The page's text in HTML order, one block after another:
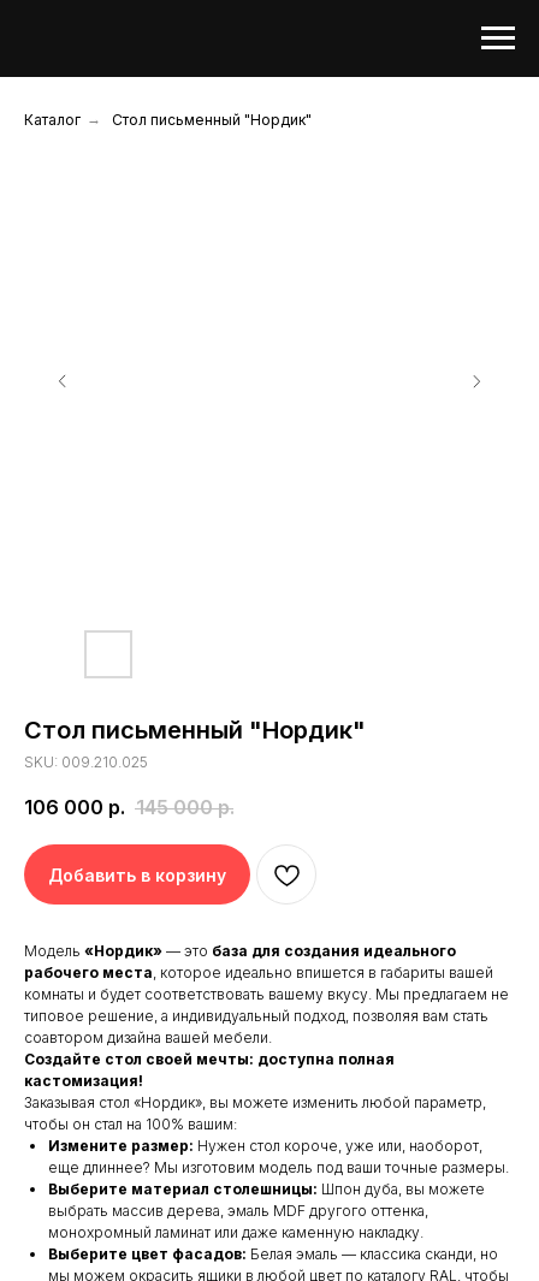
Каталог → Cтол письменный "Нордик"
Стол письменный "Нордик"
SKU: 009.210.025
106 000 р. 145 000 р.
Добавить в корзину
Модель «Нордик» — это база для создания идеального
рабочего места, которое идеально впишется в габариты вашей
комнаты и будет соответствовать вашему вкусу. Мы предлагаем не
типовое решение, а индивидуальный подход, позволяя вам стать
соавтором дизайна вашей мебели.
Создайте стол своей мечты: доступна полная
кастомизация!
Заказывая стол «Нордик», вы можете изменить любой параметр,
чтобы он стал на 100% вашим:
Измените размер: Нужен стол короче, уже или, наоборот,
еще длиннее? Мы изготовим модель под ваши точные размеры.
Выберите материал столешницы: Шпон дуба, вы можете
выбрать массив дерева, эмаль MDF другого оттенка,
монохромный ламинат или даже каменную накладку.
Выберите цвет фасадов: Белая эмаль — классика сканди, но
мы можем окрасить ящики в любой цвет по каталогу RAL, чтобы